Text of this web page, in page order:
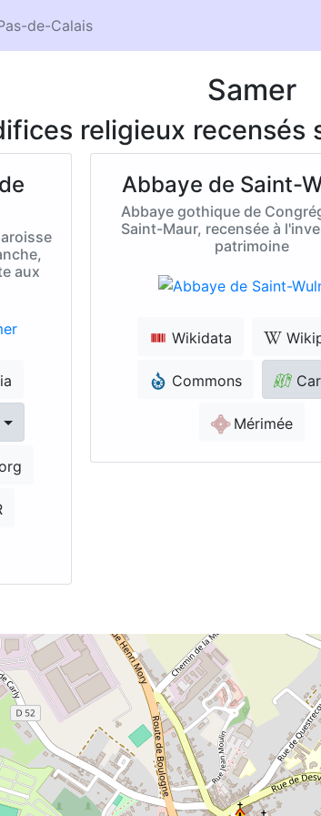
de-Calais
Samer
religieux recensés
aux
Abbaye de Saint-
Abbaye gothique de
Saint-Maur, recensée à
patrimoine
Wikidata
Commons
Mérimée